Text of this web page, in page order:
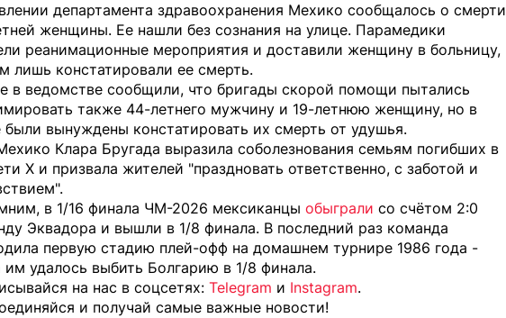
департамента здравоохранения Мехико сообщалось о смерти
женщины. Ее нашли без сознания на улице. Парамедики
реанимационные мероприятия и доставили женщину в больницу,
лишь констатировали ее смерть.
в ведомстве сообщили, что бригады скорой помощи пытались
также 44-летнего мужчину и 19-летнюю женщину, но в
были вынуждены констатировать их смерть от удушья.
Клара Бругада выразила соболезнования семьям погибших в
X и призвала жителей "праздновать ответственно, с заботой и
в 1/16 финала ЧМ-2026 мексиканцы обыграли со счётом 2:0
Эквадора и вышли в 1/8 финала. В последний раз команда
первую стадию плей-офф на домашнем турнире 1986 года -
им удалось выбить Болгарию в 1/8 финала.
на нас в соцсетях: Telegram и Instagram.
и получай самые важные новости!